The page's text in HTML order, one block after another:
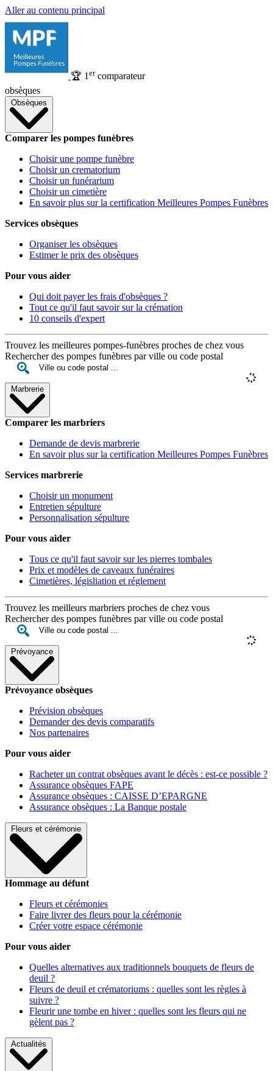
Aller au contenu principal
🏆 1 ercomparateur
obsèques
Obsèques
Comparer les pompes funèbres
Choisir une pompe funèbre
Choisir un crematorium
Choisir un funérarium
Choisir un cimetière
En savoir plus sur la certification Meilleures Pompes Funèbres
Services obsèques
Organiser les obsèques
Estimer le prix des obsèques
Pour vous aider
Qui doit payer les frais d'obsèques ?
Tout ce qu'il faut savoir sur la crémation
10 conseils d'expert
Trouvez les meilleures pompes-funèbres proches de chez vous
Rechercher des pompes funèbres par ville ou code postal
Marbrerie
Comparer les marbriers
Demande de devis marbrerie
En savoir plus sur la certification Meilleures Pompes Funèbres
Services marbrerie
Choisir un monument
Entretien sépulture
Personnalisation sépulture
Pour vous aider
Tous ce qu'il faut savoir sur les pierres tombales
Prix et modèles de caveaux funéraires
Cimetières, législiation et réglement
Trouvez les meilleurs marbriers proches de chez vous
Rechercher des pompes funèbres par ville ou code postal
Prévoyance
Prévoyance obsèques
Prévision obsèques
Demander des devis comparatifs
Nos partenaires
Pour vous aider
Racheter un contrat obsèques avant le décès : est-ce possible ?
Assurance obsèques FAPE
Assurance obsèques : CAISSE D’EPARGNE
Assurance obsèques : La Banque postale
Fleurs et cérémonie
Hommage au défunt
Fleurs et cérémonies
Faire livrer des fleurs pour la cérémonie
Créer votre espace cérémonie
Pour vous aider
Quelles alternatives aux traditionnels bouquets de fleurs de
deuil ?
Fleurs de deuil et crématoriums : quelles sont les règles à
suivre ?
Fleurir une tombe en hiver : quelles sont les fleurs qui ne
gèlent pas ?
Actualités